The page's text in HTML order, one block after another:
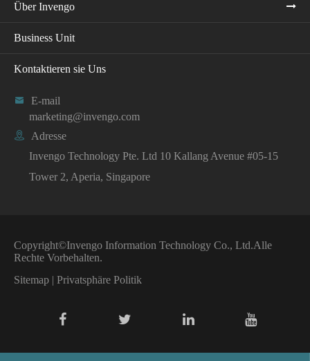
Über Invengo
Business Unit
Kontaktieren sie Uns

E-mail
marketing@invengo.com

Adresse
Invengo Technology Pte. Ltd 10 Kallang Avenue #05-15
Tower 2, Aperia, Singapore
Copyright©Invengo Information Technology Co., Ltd.Alle
Rechte Vorbehalten.
Sitemap | Privatsphäre Politik